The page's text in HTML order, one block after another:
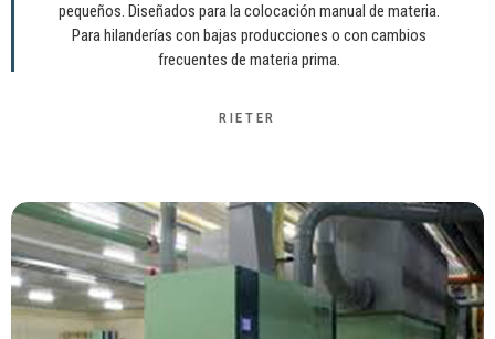
pequeños. Diseñados para la colocación manual de materia.
Para hilanderías con bajas producciones o con cambios
frecuentes de materia prima.
RIETER